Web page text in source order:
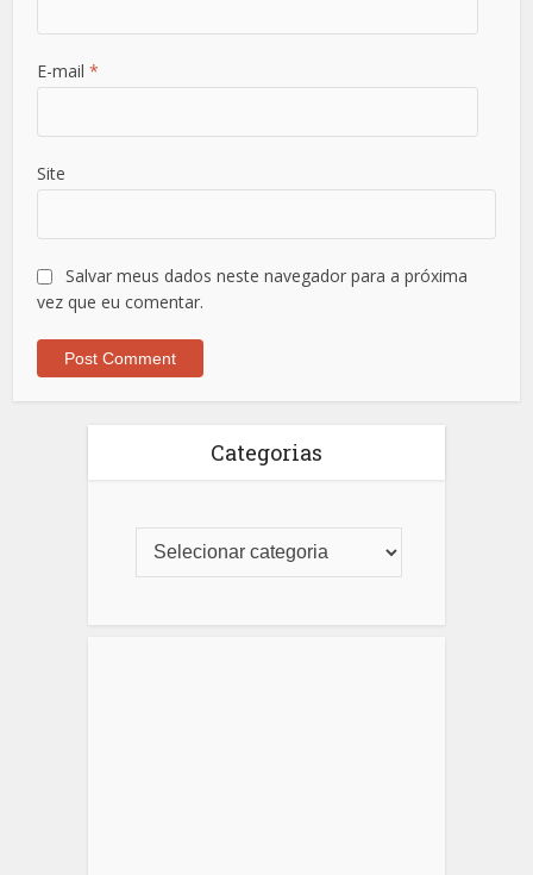
E-mail*
Site
Salvar meus dados neste navegador para a próxima
vez que eu comentar.
Categorias